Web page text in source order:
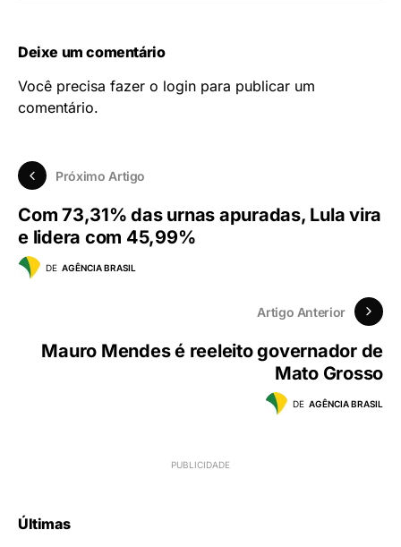
Deixe um comentário
Você precisa fazer o login para publicar um
comentário.
Próximo Artigo
Com 73,31% das urnas apuradas, Lula vira
e lidera com 45,99%
DE AGÊNCIA BRASIL
Artigo Anterior
Mauro Mendes é reeleito governador de
Mato Grosso
DE AGÊNCIA BRASIL
Últimas